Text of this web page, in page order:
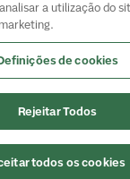
Alphaville: Dr. João
a utilização do
de cookies
Rejeitar Todos
todos os cookies